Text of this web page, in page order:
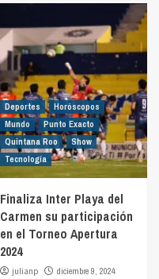
Deportes
Horóscopos
Mundo
Punto Exacto
Quintana Roo
Show
Tecnología
Finaliza Inter Playa del
Carmen su participación
en el Torneo Apertura
2024
julianp
diciembre 9, 2024